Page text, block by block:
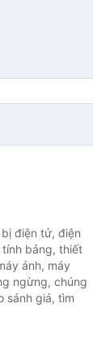
điện tử, điện
bảng, thiết
ảnh, máy
ngừng, chúng
sánh giá, tìm